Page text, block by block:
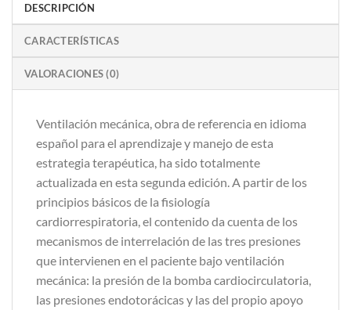
DESCRIPCIÓN
CARACTERÍSTICAS
VALORACIONES (0)
Ventilación mecánica, obra de referencia en idioma
español para el aprendizaje y manejo de esta
estrategia terapéutica, ha sido totalmente
actualizada en esta segunda edición. A partir de los
principios básicos de la fisiología
cardiorrespiratoria, el contenido da cuenta de los
mecanismos de interrelación de las tres presiones
que intervienen en el paciente bajo ventilación
mecánica: la presión de la bomba cardiocirculatoria,
las presiones endotorácicas y las del propio apoyo